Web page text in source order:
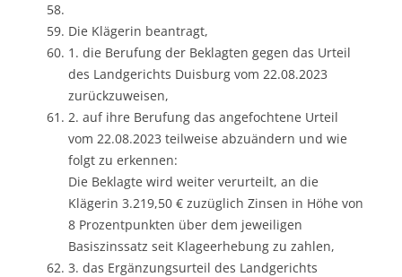
Die Klägerin beantragt,
1. die Berufung der Beklagten gegen das Urteil
des Landgerichts Duisburg vom 22.08.2023
zurückzuweisen,
2. auf ihre Berufung das angefochtene Urteil
vom 22.08.2023 teilweise abzuändern und wie
folgt zu erkennen:
Die Beklagte wird weiter verurteilt, an die
Klägerin 3.219,50 € zuzüglich Zinsen in Höhe von
8 Prozentpunkten über dem jeweiligen
Basiszinssatz seit Klageerhebung zu zahlen,
3. das Ergänzungsurteil des Landgerichts